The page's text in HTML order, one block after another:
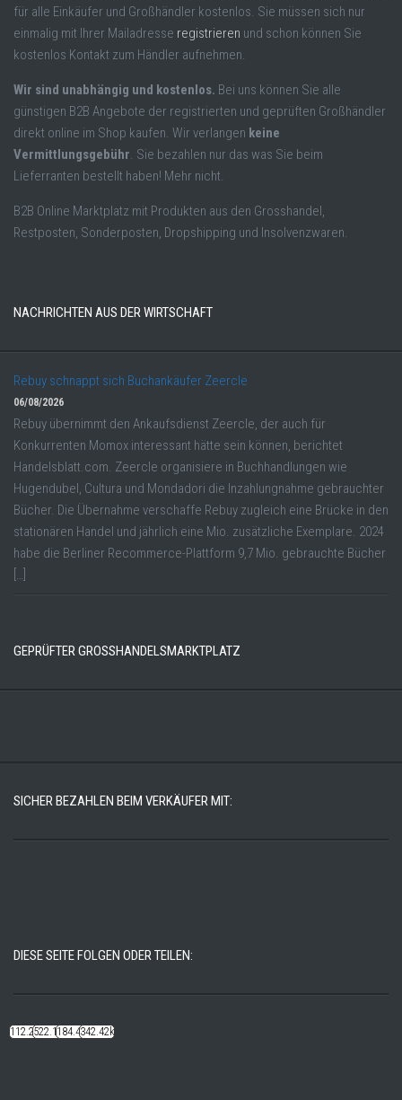
für alle Einkäufer und Großhändler kostenlos. Sie müssen sich nur
einmalig mit Ihrer Mailadresse registrieren und schon können Sie
kostenlos Kontakt zum Händler aufnehmen.
Wir sind unabhängig und kostenlos. Bei uns können Sie alle
günstigen B2B Angebote der registrierten und geprüften Großhändler
direkt online im Shop kaufen. Wir verlangen keine
Vermittlungsgebühr. Sie bezahlen nur das was Sie beim
Lieferranten bestellt haben! Mehr nicht.
B2B Online Marktplatz mit Produkten aus den Grosshandel,
Restposten, Sonderposten, Dropshipping und Insolvenzwaren.
NACHRICHTEN AUS DER WIRTSCHAFT
Rebuy schnappt sich Buchankäufer Zeercle
06/08/2026
Rebuy übernimmt den Ankaufsdienst Zeercle, der auch für
Konkurrenten Momox interessant hätte sein können, berichtet
Handelsblatt.com. Zeercle organisiere in Buchhandlungen wie
Hugendubel, Cultura und Mondadori die Inzahlungnahme gebrauchter
Bücher. Die Übernahme verschaffe Rebuy zugleich eine Brücke in den
stationären Handel und jährlich eine Mio. zusätzliche Exemplare. 2024
habe die Berliner Recommerce-Plattform 9,7 Mio. gebrauchte Bücher
[…]
GEPRÜFTER GROSSHANDELSMARKTPLATZ
SICHER BEZAHLEN BEIM VERKÄUFER MIT:
DIESE SEITE FOLGEN ODER TEILEN:
112.22k522.14k184.48k342.42k